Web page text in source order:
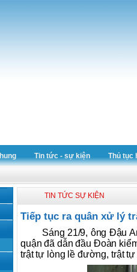
Tin tức - sự kiện Thủ tục
TIN TỨC SỰ KIỆN
Tiếp tục ra quân xử lý
Sáng 21/9, ông Đậu
quận đã dẫn đầu Đoàn
trật tự lòng lề đường, trật